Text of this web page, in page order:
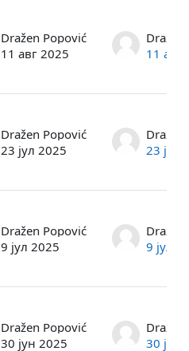
Dražen Popović
11 авг 2025
11 авг
Dražen Popović
23 јул 2025
23 јул
Dražen Popović
9 јул 2025
9 јул
Dražen Popović
30 јун 2025
30 јун